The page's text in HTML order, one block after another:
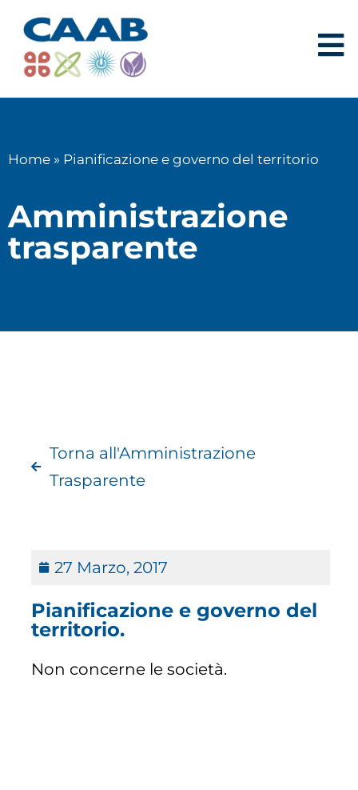
Home » Pianificazione e governo del territorio
Amministrazione
trasparente
Torna all'Amministrazione
Trasparente
27 Marzo, 2017
Pianificazione e governo del
territorio.
Non concerne le società.